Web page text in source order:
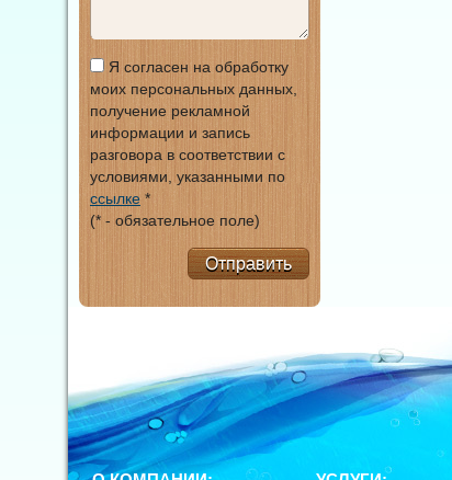
Я согласен на обработку
моих персональных данных,
получение рекламной
информации и запись
разговора в соответствии с
условиями, указанными по
ссылке *
(* - обязательное поле)
Отправить